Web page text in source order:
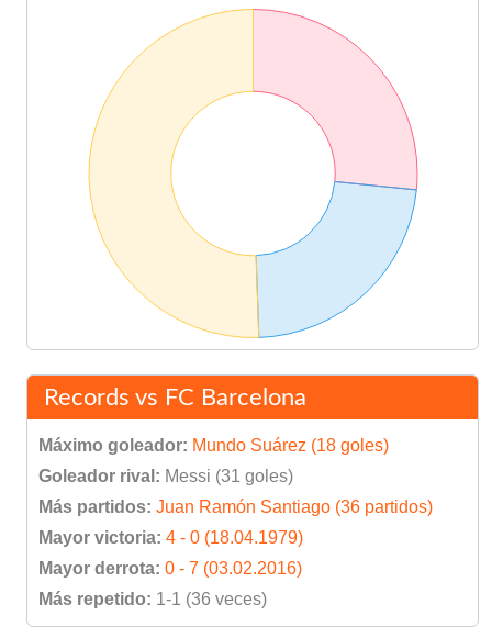
Records vs FC Barcelona
Máximo goleador: Mundo Suárez (18 goles)
Goleador rival: Messi (31 goles)
Más partidos: Juan Ramón Santiago (36 partidos)
Mayor victoria: 4 - 0 (18.04.1979)
Mayor derrota: 0 - 7 (03.02.2016)
Más repetido: 1-1 (36 veces)